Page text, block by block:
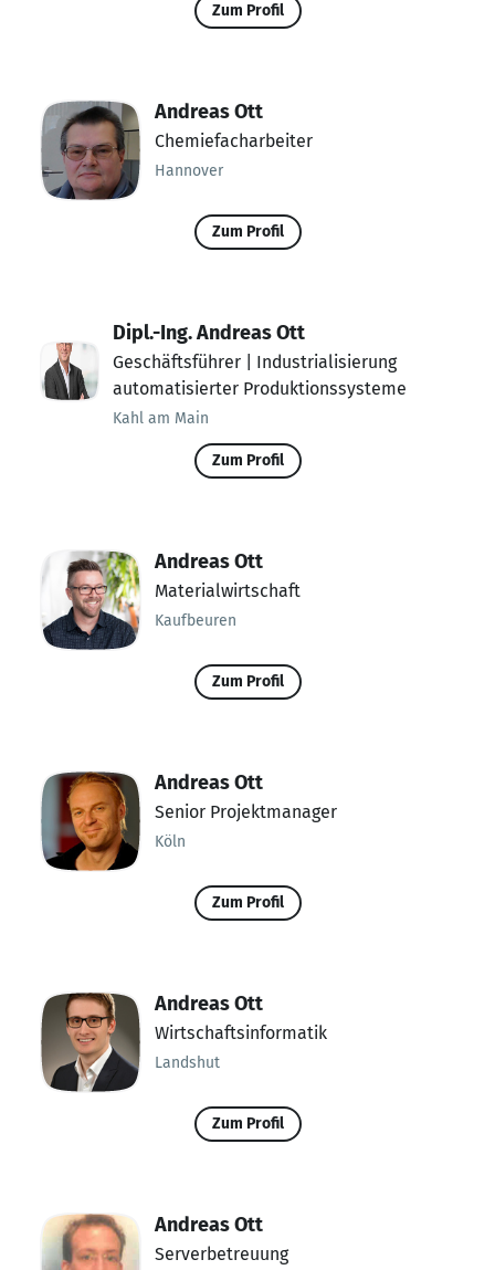
Zum Profil
Andreas Ott
Chemiefacharbeiter
Hannover
Zum Profil
Dipl.-Ing. Andreas Ott
Geschäftsführer | Industrialisierung
automatisierter Produktionssysteme
Kahl am Main
Zum Profil
Andreas Ott
Materialwirtschaft
Kaufbeuren
Zum Profil
Andreas Ott
Senior Projektmanager
Köln
Zum Profil
Andreas Ott
Wirtschaftsinformatik
Landshut
Zum Profil
Andreas Ott
Serverbetreuung